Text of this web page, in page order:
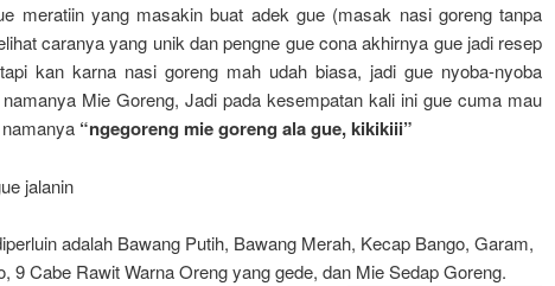
meratiin yang masakin buat adek gue (masak nasi goreng tanpa
caranya yang unik dan pengne gue cona akhirnya gue jadi resep
kan karna nasi goreng mah udah biasa, jadi gue nyoba-nyoba
Mie Goreng, Jadi pada kesempatan kali ini gue cuma mau
“ngegoreng mie goreng ala gue, kikikiii”
jalanin
adalah Bawang Putih, Bawang Merah, Kecap Bango, Garam,
9 Cabe Rawit Warna Oreng yang gede, dan Mie Sedap Goreng.